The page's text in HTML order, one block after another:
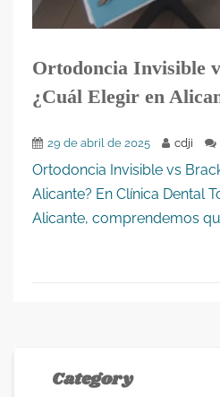
Ortodoncia Invisible
¿Cuál Elegir en
29 de abril de 2025 cdji
Ortodoncia Invisible vs
Alicante? En Clínica Dental
Alicante, comprendemos
Category